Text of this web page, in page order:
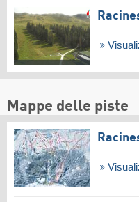
Mappe delle piste